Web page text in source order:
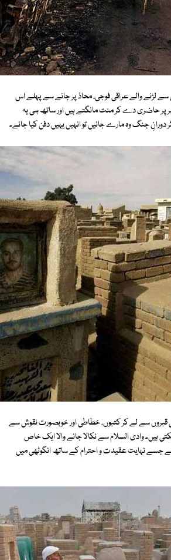
سے لڑنے والے عراقی فوجی، محاذ پر جانے سے پہلے اس
پر حاضری دے کر منت مانگتے ہیں اور ساتھ ہی یہ
جنگ وہ مارے جائیں تو انہیں یہیں دفن کیا جائے۔
قبروں سے لے کر کتبوں، خطاطی اور خوبصورت نقوش سے
ہیں۔ وادی السلام سے نکالا جانے والا ایک خاص
جسے نہایت عقیدت و احترام کے ساتھ انگوٹھی میں